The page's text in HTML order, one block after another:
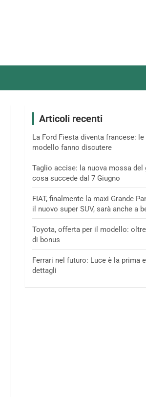
Articoli recenti
La Ford Fiesta diventa francese: le
modello fanno discutere
Taglio accise: la nuova mossa del
cosa succede dal 7 Giugno
FIAT, finalmente la maxi Grande
il nuovo super SUV, sarà anche a
Toyota, offerta per il modello:
di bonus
Ferrari nel futuro: Luce è la prima
dettagli